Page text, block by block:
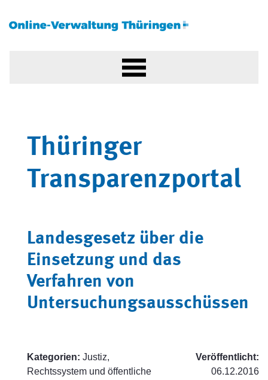
Thüringer
Transparenzportal
Landesgesetz über die
Einsetzung und das
Verfahren von
Untersuchungsausschüssen
Kategorien: Justiz,
Rechtssystem und öffentliche
Veröffentlicht:
06.12.2016